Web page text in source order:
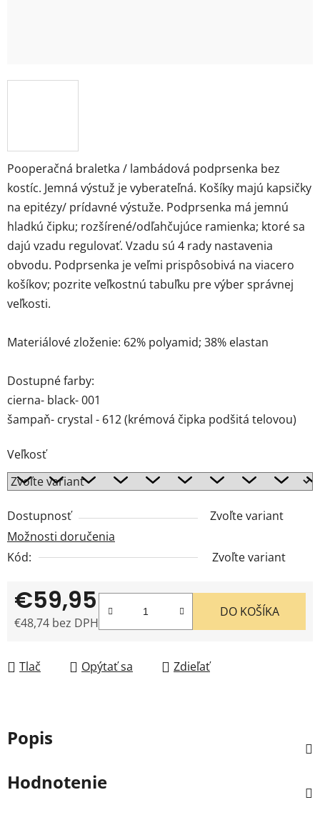
Pooperačná braletka / lambádová podprsenka bez
kostíc. Jemná výstuž je vyberateľná. Košíky majú kapsičky
na epitézy/ prídavné výstuže. Podprsenka má jemnú
hladkú čipku; rozšírené/odľahčujúce ramienka; ktoré sa
dajú vzadu regulovať. Vzadu sú 4 rady nastavenia
obvodu. Podprsenka je veľmi prispôsobivá na viacero
košíkov; pozrite veľkostnú tabuľku pre výber správnej
veľkosti.
Materiálové zloženie: 62% polyamid; 38% elastan
Dostupné farby:
cierna- black- 001
šampaň- crystal - 612 (krémová čipka podšitá telovou)
Veľkosť
Dostupnosť
Zvoľte variant
Možnosti doručenia
Kód:
Zvoľte variant
€59,95
€48,74 bez DPH
DO KOŠÍKA
Tlač Opýtať sa Zdieľať
Popis
Hodnotenie